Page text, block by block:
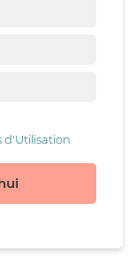
d'Utilisation